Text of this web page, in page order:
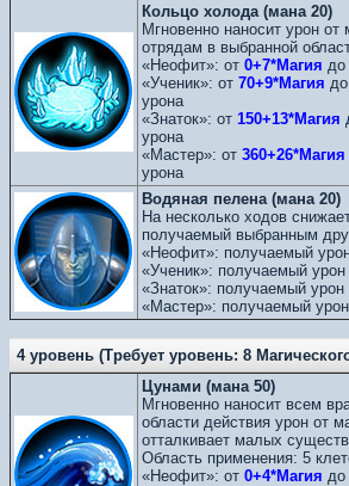
Кольцо холода (мана 20)
Мгновенно наносит урон
отрядам в выбранной
«Неофит»: от 0+7*Магия до
«Ученик»: от 70+9*Магия до
урона
«Знаток»: от 150+13*Магия
урона
«Мастер»: от 360+26*Магия
урона
Водяная пелена (мана 20)
На несколько ходов
получаемый выбранным
«Неофит»: получаемый
«Ученик»: получаемый
«Знаток»: получаемый урон
«Мастер»: получаемый
4 уровень (Требует уровень: 8
Цунами (мана 50)
Мгновенно наносит всем
области действия урон от
отталкивает малых существ
Область применения: 5
«Неофит»: от 0+4*Магия до